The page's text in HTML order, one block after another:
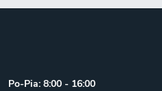
Po-Pia: 8:00 - 16:00